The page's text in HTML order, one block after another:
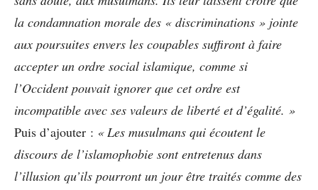
la condamnation morale des « discriminations » jointe
aux poursuites envers les coupables suffiront à faire
accepter un ordre social islamique, comme si
l’Occident pouvait ignorer que cet ordre est
incompatible avec ses valeurs de liberté et d’égalité. »
Puis d’ajouter : « Les musulmans qui écoutent le
discours de l’islamophobie sont entretenus dans
l’illusion qu’ils pourront un jour être traités comme des